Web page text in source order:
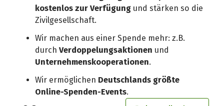
kostenlos zur Verfügung und stärken so die
Zivilgesellschaft.
Wir machen aus einer Spende mehr: z.B.
durchVerdoppelungsaktionen und
Unternehmenskooperationen.
Wir ermöglichen Deutschlands größte
Online-Spenden-Events.